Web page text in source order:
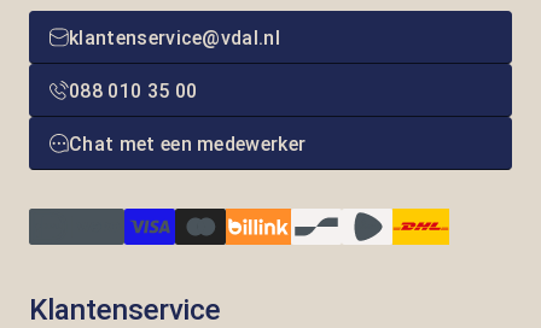
klantenservice@vdal.nl
088 010 35 00
Chat met een medewerker
Klantenservice